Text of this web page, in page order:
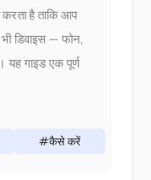
है ताकि आप
डिवाइस — फोन,
गाइड एक पूर्ण
#कैसे करें